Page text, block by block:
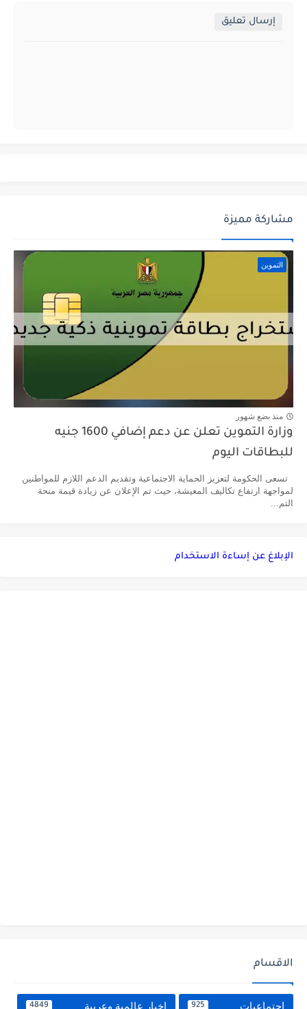
إرسال تعليق
مشاركة مميزة
التموين
منذ بضع شهور
وزارة التموين تعلن عن دعم إضافي 1600 جنيه
للبطاقات اليوم
تسعى الحكومة لتعزيز الحماية الاجتماعية وتقديم الدعم اللازم للمواطنين
لمواجهة ارتفاع تكاليف المعيشة، حيث تم الإعلان عن زيادة قيمة منحة
التم...
الإبلاغ عن إساءة الاستخدام
الاقسام
اجتماعيات 925 اخبار عالمية وعربية 4849